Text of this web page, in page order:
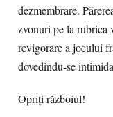
dezmembrare.
zvonuri pe la rubrica
revigorare a jocului
dovedindu-se
Opriți războiul!